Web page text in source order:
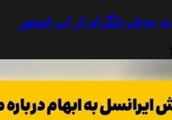
حذف تلگرام از اپ استور